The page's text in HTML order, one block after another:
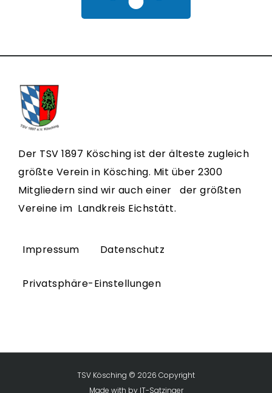
Der TSV 1897 Kösching ist der älteste zugleich
größte Verein in Kösching. Mit über 2300
Mitgliedern sind wir auch einer der größten
Vereine im Landkreis Eichstätt.
Impressum Datenschutz
Privatsphäre-Einstellungen
TSV Kösching © 2026 Copyright
Made with byIT-Satzinger